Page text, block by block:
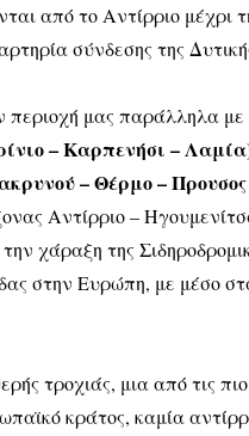
από το Αντίρριο
σύνδεσης της
περιοχή μας παράλληλα με
– Καρπενήσι –
– Θέρμο – Προυσος
Αντίρριο –
χάραξη της
στην Ευρώπη, με μέσο
τροχιάς, μια από τις
κράτος, καμία